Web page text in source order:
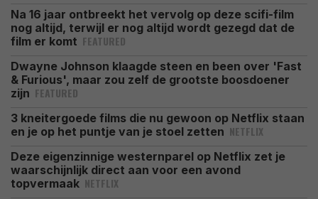
Na 16 jaar ontbreekt het vervolg op deze scifi-film
nog altijd, terwijl er nog altijd wordt gezegd dat de
film er komt FEATURED
Dwayne Johnson klaagde steen en been over 'Fast
& Furious', maar zou zelf de grootste boosdoener
zijn FEATURED
3 kneitergoede films die nu gewoon op Netflix staan
en je op het puntje van je stoel zetten NETFLIX
Deze eigenzinnige westernparel op Netflix zet je
waarschijnlijk direct aan voor een avond
topvermaak NETFLIX